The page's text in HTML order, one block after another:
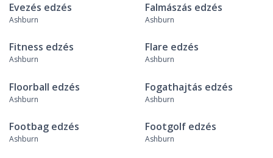
Evezés edzés
Ashburn
Falmászás edzés
Ashburn
Fitness edzés
Ashburn
Flare edzés
Ashburn
Floorball edzés
Ashburn
Fogathajtás edzés
Ashburn
Footbag edzés
Ashburn
Footgolf edzés
Ashburn